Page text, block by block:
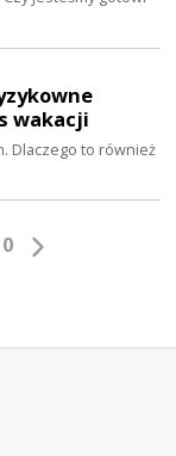
wakacji
Dlaczego to również